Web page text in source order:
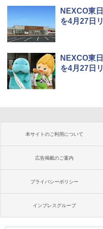
NEXCO東
を4月27日
NEXCO東
を4月27日
本サイトのご利用について
広告掲載のご案内
プライバシーポリシー
インプレスグループ